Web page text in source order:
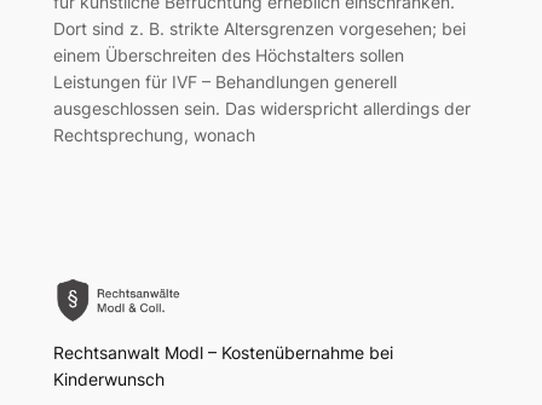
Dort sind z. B. strikte Altersgrenzen vorgesehen; bei
einem Überschreiten des Höchstalters sollen
Leistungen für IVF – Behandlungen generell
ausgeschlossen sein. Das widerspricht allerdings der
Rechtsprechung, wonach
Rechtsanwalt Modl – Kostenübernahme bei
Kinderwunsch